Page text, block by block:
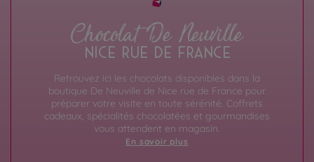
Chocolat De Neuville
NICE RUE DE FRANCE
Retrouvez ici les chocolats disponibles dans la
boutique De Neuville de Nice rue de France pour
préparer votre visite en toute sérénité. Coffrets
cadeaux, spécialités chocolatées et gourmandises
vous attendent en magasin.
En savoir plus